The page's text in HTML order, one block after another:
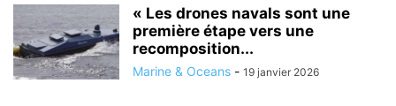
« Les drones navals sont une
première étape vers une
recomposition...
Marine & Oceans - 19 janvier 2026